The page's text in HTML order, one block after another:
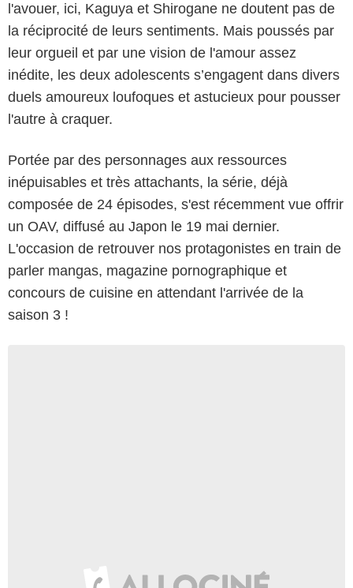
l'avouer, ici, Kaguya et Shirogane ne doutent pas de
la réciprocité de leurs sentiments. Mais poussés par
leur orgueil et par une vision de l'amour assez
inédite, les deux adolescents s’engagent dans divers
duels amoureux loufoques et astucieux pour pousser
l'autre à craquer.
Portée par des personnages aux ressources
inépuisables et très attachants, la série, déjà
composée de 24 épisodes, s'est récemment vue offrir
un OAV, diffusé au Japon le 19 mai dernier.
L'occasion de retrouver nos protagonistes en train de
parler mangas, magazine pornographique et
concours de cuisine en attendant l'arrivée de la
saison 3 !